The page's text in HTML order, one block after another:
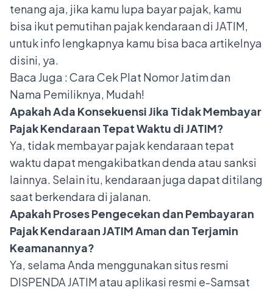
tenang aja, jika kamu lupa bayar pajak, kamu
bisa ikut pemutihan pajak kendaraan di JATIM,
untuk info lengkapnya kamu bisa baca artikelnya
disini, ya.
Baca Juga :Cara Cek Plat Nomor Jatim dan
Nama Pemiliknya, Mudah!
Apakah Ada Konsekuensi Jika Tidak Membayar
Pajak Kendaraan Tepat Waktu di JATIM?
Ya, tidak membayar pajak kendaraan tepat
waktu dapat mengakibatkan denda atau sanksi
lainnya. Selain itu, kendaraan juga dapat ditilang
saat berkendara di jalanan.
Apakah Proses Pengecekan dan Pembayaran
Pajak Kendaraan JATIM Aman dan Terjamin
Keamanannya?
Ya, selama Anda menggunakan situs resmi
DISPENDA JATIM atau aplikasi resmi e-Samsat